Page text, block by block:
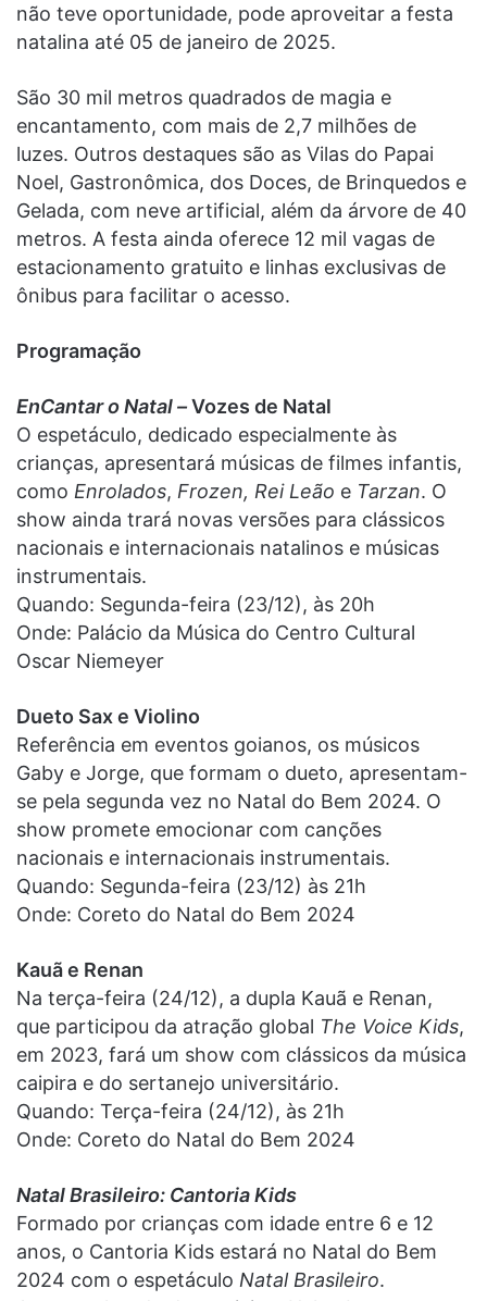
não teve oportunidade, pode aproveitar a festa
natalina até 05 de janeiro de 2025.
São 30 mil metros quadrados de magia e
encantamento, com mais de 2,7 milhões de
luzes. Outros destaques são as Vilas do Papai
Noel, Gastronômica, dos Doces, de Brinquedos e
Gelada, com neve artificial, além da árvore de 40
metros. A festa ainda oferece 12 mil vagas de
estacionamento gratuito e linhas exclusivas de
ônibus para facilitar o acesso.
Programação
EnCantar o Natal –Vozes de Natal
O espetáculo, dedicado especialmente às
crianças, apresentará músicas de filmes infantis,
como Enrolados, Frozen, Rei Leão e Tarzan. O
show ainda trará novas versões para clássicos
nacionais e internacionais natalinos e músicas
instrumentais.
Quando: Segunda-feira (23/12), às 20h
Onde: Palácio da Música do Centro Cultural
Oscar Niemeyer
Dueto Sax e Violino
Referência em eventos goianos, os músicos
Gaby e Jorge, que formam o dueto, apresentam-
se pela segunda vez no Natal do Bem 2024. O
show promete emocionar com canções
nacionais e internacionais instrumentais.
Quando: Segunda-feira (23/12) às 21h
Onde: Coreto do Natal do Bem 2024
Kauã e Renan
Na terça-feira (24/12), a dupla Kauã e Renan,
que participou da atração global The Voice Kids,
em 2023, fará um show com clássicos da música
caipira e do sertanejo universitário.
Quando: Terça-feira (24/12), às 21h
Onde: Coreto do Natal do Bem 2024
Natal Brasileiro: Cantoria Kids
Formado por crianças com idade entre 6 e 12
anos, o Cantoria Kids estará no Natal do Bem
2024 com o espetáculo Natal Brasileiro.